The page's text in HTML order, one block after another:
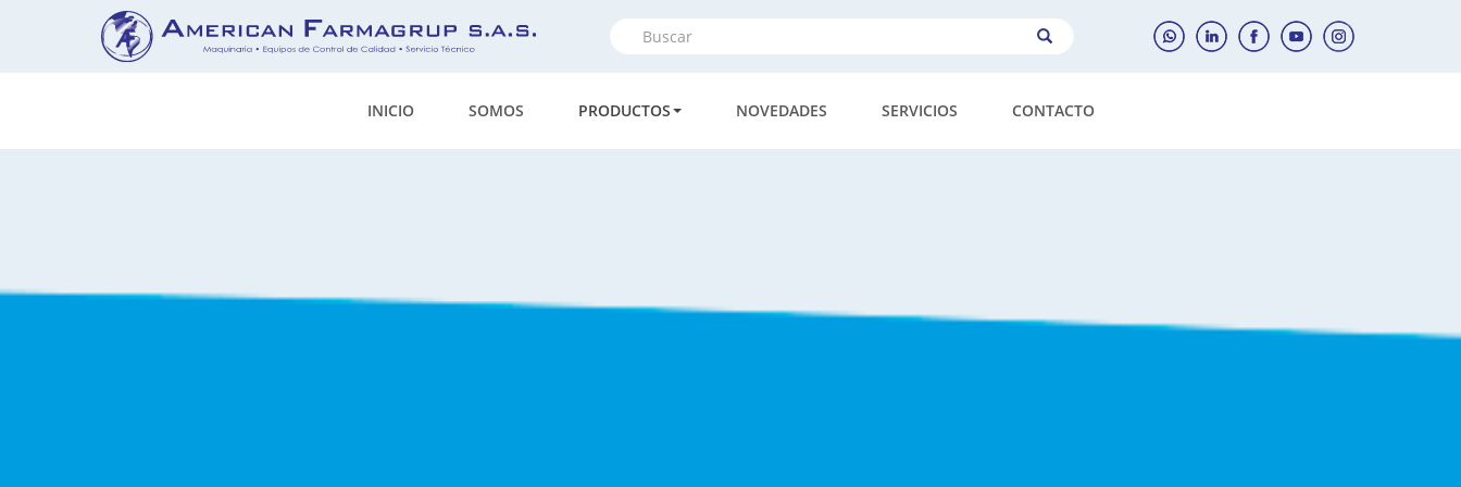
Formulario
búsqueda
INICIO SOMOS PRODUCTOS NOVEDADES SERVICIOS CONTACTO